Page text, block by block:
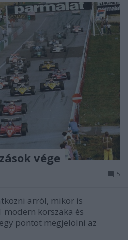
vége
5
arról, mikor is
korszaka és
pontot megjelölni az